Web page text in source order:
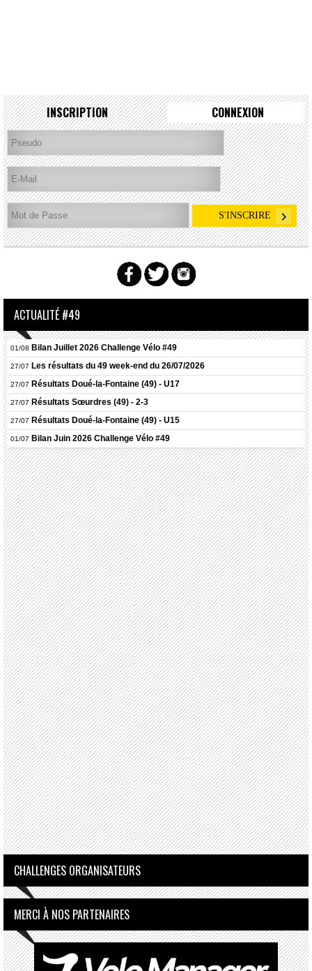
INSCRIPTION CONNEXION
ACTUALITÉ #49
01/08 Bilan Juillet 2026 Challenge Vélo #49
27/07 Les résultats du 49 week-end du 26/07/2026
27/07 Résultats Doué-la-Fontaine (49) - U17
27/07 Résultats Sœurdres (49) - 2-3
27/07 Résultats Doué-la-Fontaine (49) - U15
01/07 Bilan Juin 2026 Challenge Vélo #49
CHALLENGES ORGANISATEURS
MERCI À NOS PARTENAIRES